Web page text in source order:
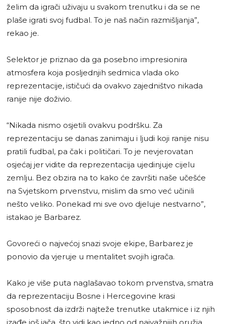
želim da igrači uživaju u svakom trenutku i da se ne
plaše igrati svoj fudbal. To je naš način razmišljanja”,
rekao je.
Selektor je priznao da ga posebno impresionira
atmosfera koja posljednjih sedmica vlada oko
reprezentacije, ističući da ovakvo zajedništvo nikada
ranije nije doživio.
“Nikada nismo osjetili ovakvu podršku. Za
reprezentaciju se danas zanimaju i ljudi koji ranije nisu
pratili fudbal, pa čak i političari. To je nevjerovatan
osjećaj jer vidite da reprezentacija ujedinjuje cijelu
zemlju. Bez obzira na to kako će završiti naše učešće
na Svjetskom prvenstvu, mislim da smo već učinili
nešto veliko. Ponekad mi sve ovo djeluje nestvarno”,
istakao je Barbarez.
Govoreći o najvećoj snazi svoje ekipe, Barbarez je
ponovio da vjeruje u mentalitet svojih igrača.
Kako je više puta naglašavao tokom prvenstva, smatra
da reprezentaciju Bosne i Hercegovine krasi
sposobnost da izdrži najteže trenutke utakmice i iz njih